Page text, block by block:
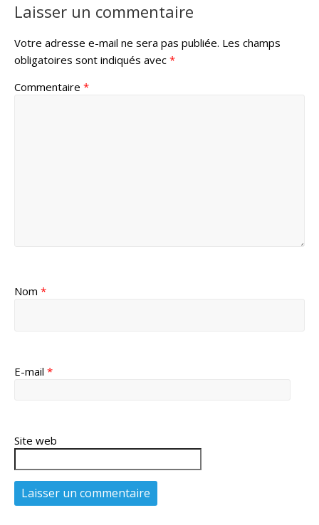
Laisser un commentaire
Votre adresse e-mail ne sera pas publiée. Les champs
obligatoires sont indiqués avec *
Commentaire *
Nom *
E-mail *
Site web